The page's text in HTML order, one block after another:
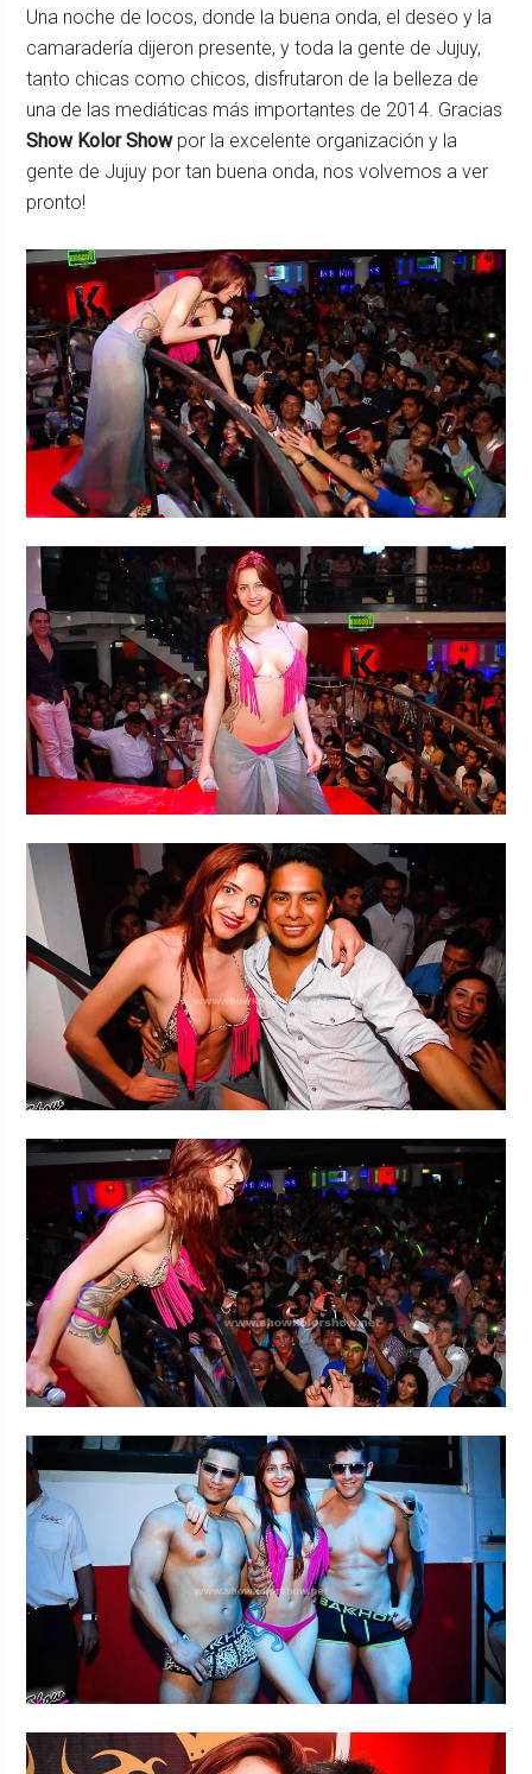
Una noche de locos, donde la buena onda, el deseo y la
camaradería dijeron presente, y toda la gente de Jujuy,
tanto chicas como chicos, disfrutaron de la belleza de
una de las mediáticas más importantes de 2014. Gracias
Show Kolor Showpor la excelente organización y la
gente de Jujuy por tan buena onda, nos volvemos a ver
pronto!